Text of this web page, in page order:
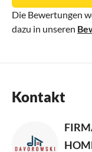
Die Bewertungen
dazu in unseren
Kontakt